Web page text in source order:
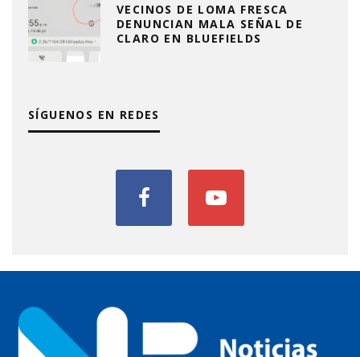
VECINOS DE LOMA FRESCA
DENUNCIAN MALA SEÑAL DE
CLARO EN BLUEFIELDS
SÍGUENOS EN REDES